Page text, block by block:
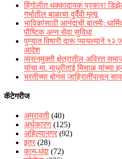
हिंगोलीत धक्कादायक प्रकार!
गर्भातील बाळाचा दुर्दैवी मृत्यू
भाविकांसाठी आनंदाची बातमी;
पौष्टिक अन्न सेवा सुविधा
पुण्यात विषारी दारू प्यायल्याने १२
आदेश
व्यसनमुक्ती क्षेत्रातील अविरत
यांचा मा. माधुरीताई मिसाळ यांच्या
भरतीच्या बोगस जाहिरातींपासून
कॅटेगरीज
अमरावती (40)
अर्थकारण (125)
अहिल्यानगर (92)
इतर (28)
काम-धंदा (72)